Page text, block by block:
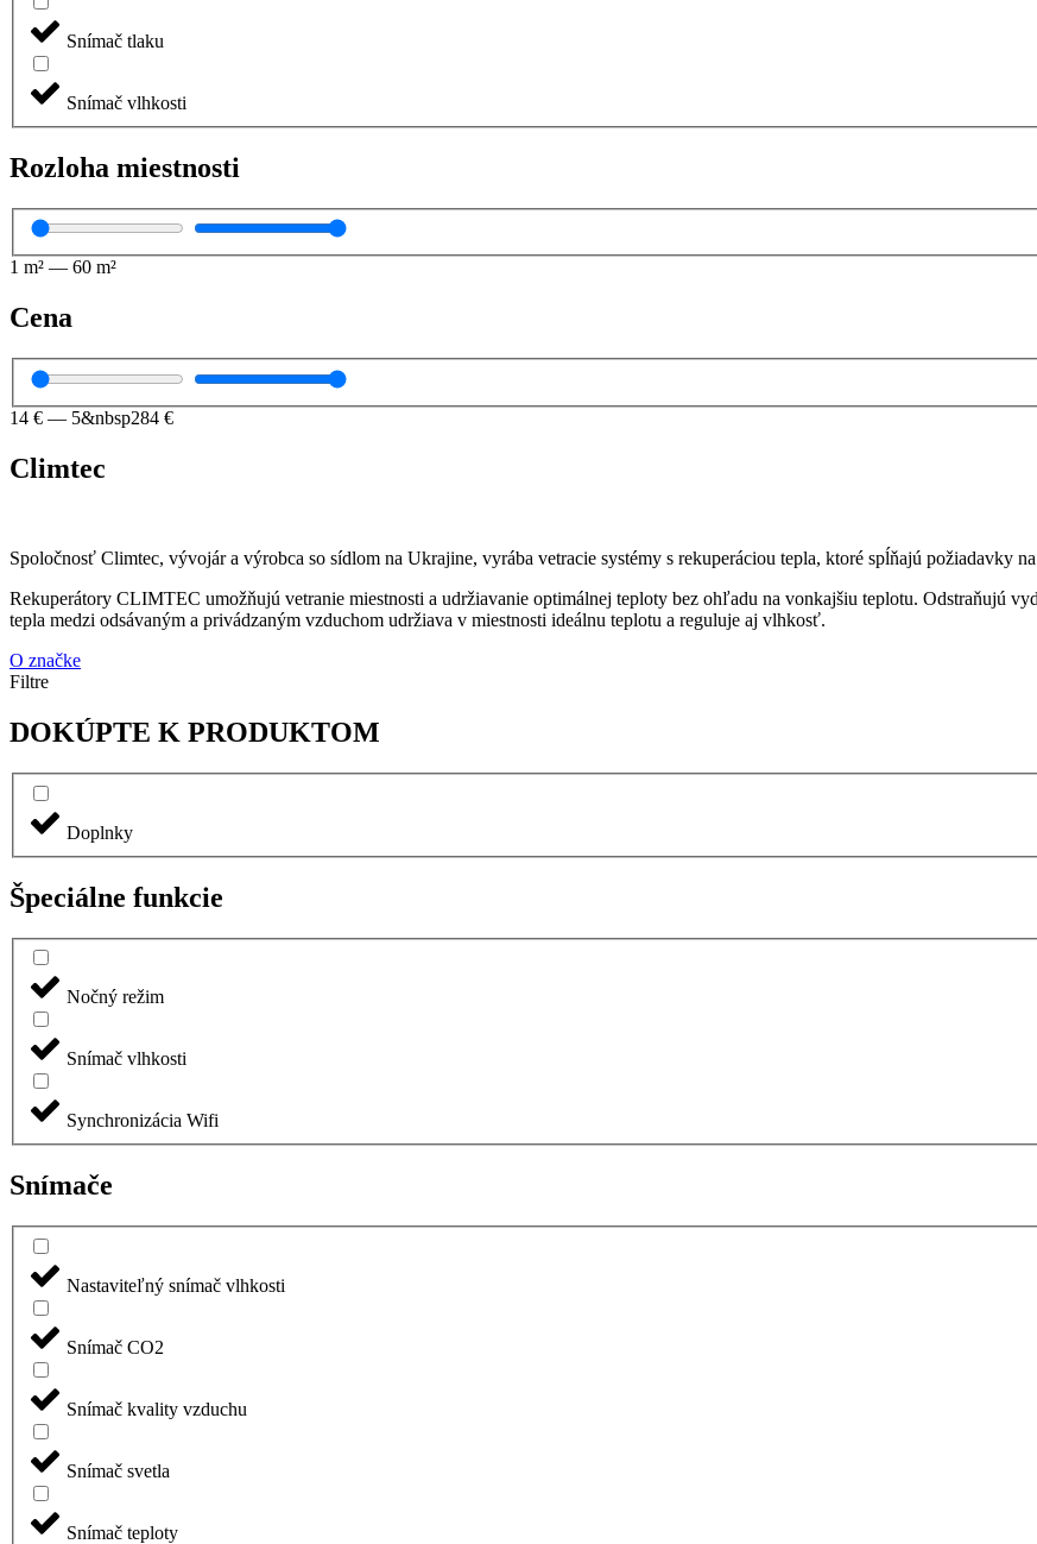
Snímač tlaku
Snímač vlhkosti
Rozloha miestnosti
1 m² — 60 m²
Cena
14 € — 5&nbsp284 €
Climtec
Spoločnosť Climtec, vývojár a výrobca so sídlom na Ukrajine, vyrába vetracie systémy s rekuperáciou tepla, ktoré spĺňajú požiadavky
Rekuperátory CLIMTEC umožňujú vetranie miestnosti a udržiavanie optimálnej teploty bez ohľadu na vonkajšiu teplotu. Odstraňujú
tepla medzi odsávaným a privádzaným vzduchom udržiava v miestnosti ideálnu teplotu a reguluje aj vlhkosť.
O značke
Filtre
DOKÚPTE K PRODUKTOM
Doplnky
Špeciálne funkcie
Nočný režim
Snímač vlhkosti
Synchronizácia Wifi
Snímače
Nastaviteľný snímač vlhkosti
Snímač CO2
Snímač kvality vzduchu
Snímač svetla
Snímač teploty